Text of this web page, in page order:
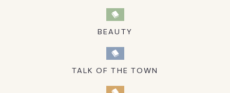
BEAUTY
TALK OF THE TOWN